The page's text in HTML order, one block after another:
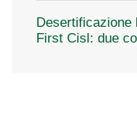
First Cisl: due